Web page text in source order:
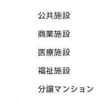
公共施設
商業施設
医療施設
福祉施設
分譲マンション